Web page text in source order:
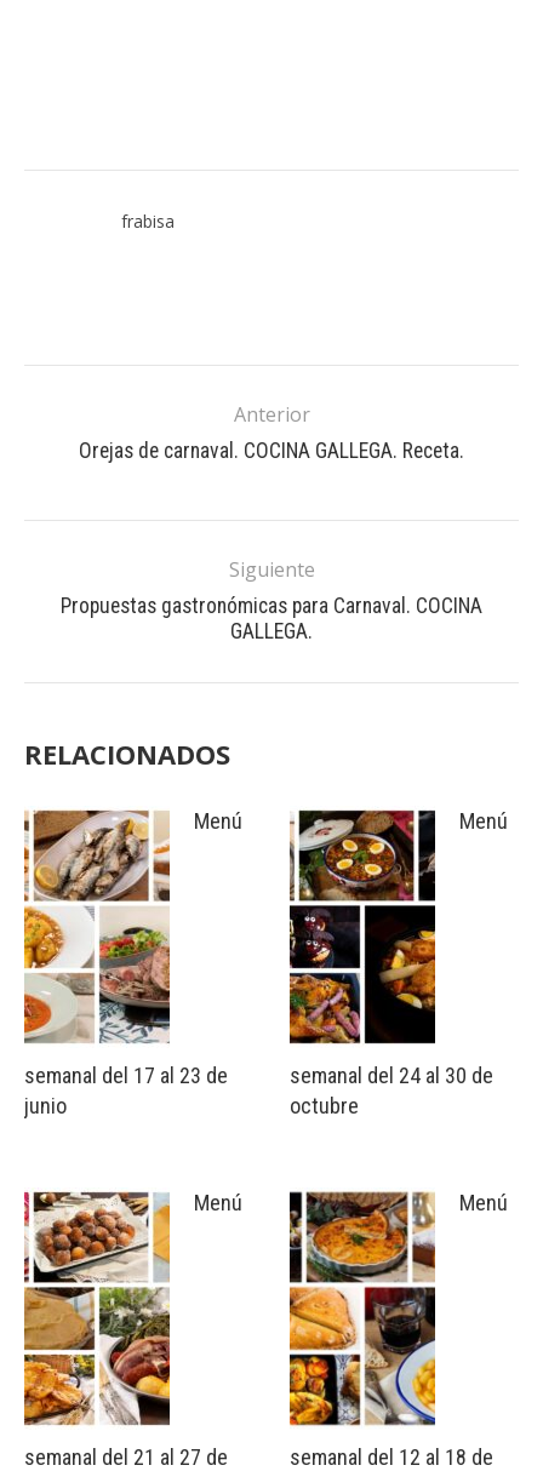
frabisa
Anterior
Orejas de carnaval. COCINA GALLEGA. Receta.
Siguiente
Propuestas gastronómicas para Carnaval. COCINA
GALLEGA.
RELACIONADOS
Menú
semanal del 17 al 23 de
junio
Menú
semanal del 21 al 27 de
Menú
semanal del 24 al 30 de
octubre
Menú
semanal del 12 al 18 de